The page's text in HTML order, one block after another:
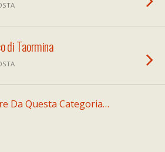
di Taormina
Da Questa Categoria…